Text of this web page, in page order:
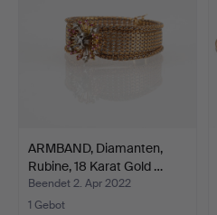
ARMBAND, Diamanten,
Rubine, 18 Karat Gold …
Beendet 2. Apr 2022
1 Gebot